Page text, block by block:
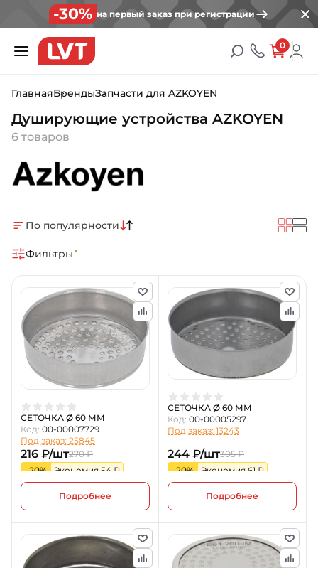
-30% на первый заказ при регистрации
0
ГлавнаяБрендыЗапчасти для AZKOYEN
Душирующие устройства AZKOYEN
6 товаров
По популярности
Фильтры
СЕТОЧКА Ø 60 ММ
Код: 00-00007729
Под заказ: 25845
216 ₽/шт270 ₽
-20%
Экономия 54 ₽
Подробнее
СЕТОЧКА Ø 60 ММ
Код: 00-00005297
Под заказ: 13243
244 ₽/шт305 ₽
-20%
Экономия 61 ₽
Подробнее